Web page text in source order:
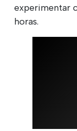
experimentar
horas.